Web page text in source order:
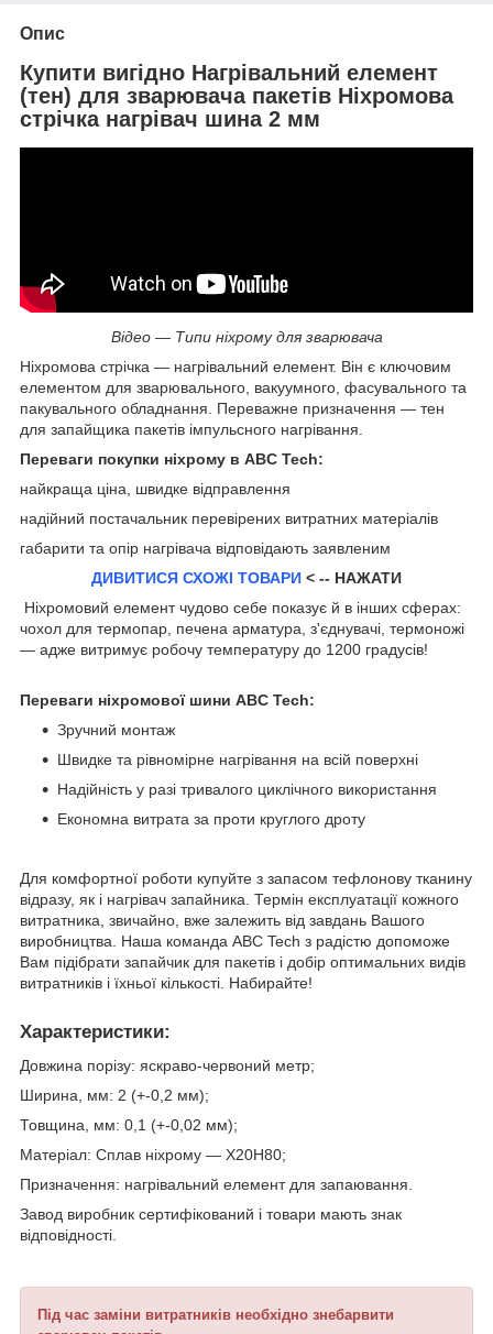
Опис
Купити вигідно Нагрівальний елемент
(тен) для зварювача пакетів Ніхромова
стрічка нагрівач шина 2 мм
Відео — Типи ніхрому для зварювача
Ніхромова стрічка — нагрівальний елемент. Він є ключовим
елементом для зварювального, вакуумного, фасувального та
пакувального обладнання. Переважне призначення — тен
для запайщика пакетів імпульсного нагрівання.
Переваги покупки ніхрому в ABC Tech:
найкраща ціна, швидке відправлення
надійний постачальник перевірених витратних матеріалів
габарити та опір нагрівача відповідають заявленим
ДИВИТИСЯ СХОЖІ ТОВАРИ < -- НАЖАТИ
Ніхромовий елемент чудово себе показує й в інших сферах:
чохол для термопар, печена арматура, з'єднувачі, термоножі
— адже витримує робочу температуру до 1200 градусів!
Переваги ніхромової шини ABC Tech:
Зручний монтаж
Швидке та рівномірне нагрівання на всій поверхні
Надійність у разі тривалого циклічного використання
Економна витрата за проти круглого дроту
Для комфортної роботи купуйте з запасом тефлонову тканину
відразу, як і нагрівач запайника. Термін експлуатації кожного
витратника, звичайно, вже залежить від завдань Вашого
виробництва. Наша команда ABC Tech з радістю допоможе
Вам підібрати запайчик для пакетів і добір оптимальних видів
витратників і їхньої кількості. Набирайте!
Характеристики:
Довжина порізу: яскраво-червоний метр;
Ширина, мм: 2 (+-0,2 мм);
Товщина, мм: 0,1 (+-0,02 мм);
Матеріал: Сплав ніхрому — Х20Н80;
Призначення: нагрівальний елемент для запаювання.
Завод виробник сертифікований і товари мають знак
відповідності.
Під час заміни витратників необхідно знебарвити